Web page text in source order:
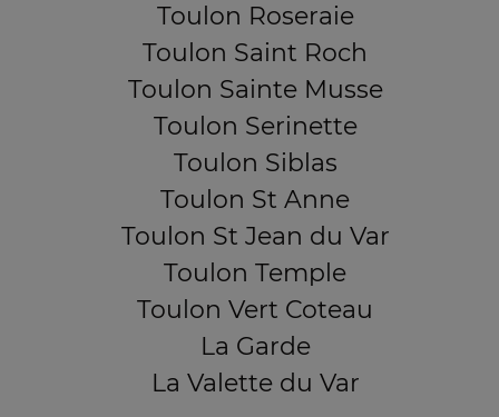
Toulon Roseraie
Toulon Saint Roch
Toulon Sainte Musse
Toulon Serinette
Toulon Siblas
Toulon St Anne
Toulon St Jean du Var
Toulon Temple
Toulon Vert Coteau
La Garde
La Valette du Var